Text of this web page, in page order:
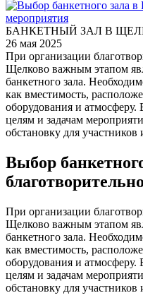
БАНКЕТНЫЙ ЗАЛ В
26 мая 2025
При организации
Щелково важным этапом
банкетного зала.
как вместимость,
оборудования и атмосферу.
целям и задачам
обстановку для участников
Выбор
При организации
Щелково важным этапом
банкетного зала.
как вместимость,
оборудования и атмосферу.
целям и задачам
обстановку для участников